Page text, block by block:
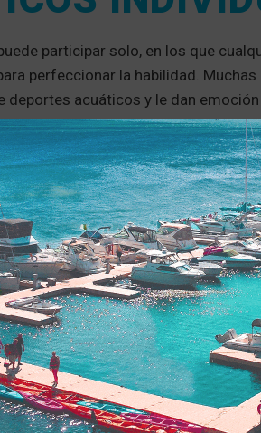
participar solo, en los que
perfeccionar la habilidad.
acuáticos y le dan
razones.Participar enla natación
los músculos sin someter a las
diversas enfermedades
crónicos, la natación puede
normales que buscan mejorar su